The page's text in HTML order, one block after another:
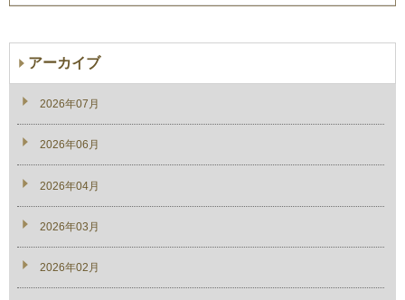
アーカイブ
2026年07月
2026年06月
2026年04月
2026年03月
2026年02月